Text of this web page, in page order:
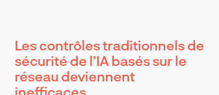
Les contrôles traditionnels de
sécurité de l’IA basés sur le
réseau deviennent
inefficaces